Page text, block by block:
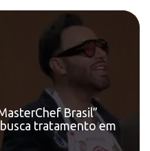
Brasil”
tratamento em